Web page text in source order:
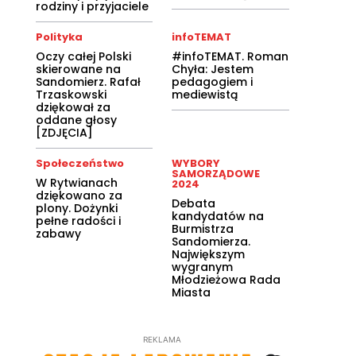
rodziny i przyjaciele
Polityka
Oczy całej Polski
skierowane na
Sandomierz. Rafał
Trzaskowski
dziękował za
oddane głosy
[ZDJĘCIA]
infoTEMAT
#infoTEMAT. Roman
Chyła: Jestem
pedagogiem i
mediewistą
Społeczeństwo
W Rytwianach
dziękowano za
plony. Dożynki
pełne radości i
zabawy
WYBORY
SAMORZĄDOWE
2024
Debata
kandydatów na
Burmistrza
Sandomierza.
Największym
wygranym
Młodzieżowa Rada
Miasta
REKLAMA